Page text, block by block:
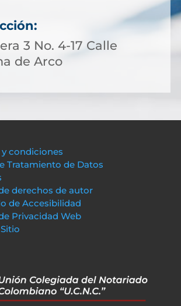
3 No. 4-17 Calle
de Arco
y condiciones
Tratamiento de Datos
derechos de autor
de Accesibilidad
Privacidad Web